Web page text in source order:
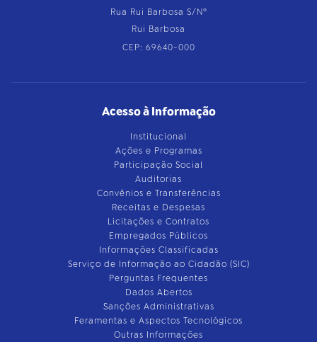
Rua Rui Barbosa S/Nº
Rui Barbosa
CEP: 69640-000
Acesso à Informação
Institucional
Ações e Programas
Participação Social
Auditorias
Convênios e Transferências
Receitas e Despesas
Licitações e Contratos
Empregados Públicos
Informações Classificadas
Serviço de Informação ao Cidadão (SIC)
Perguntas Frequentes
Dados Abertos
Sanções Administrativas
Feramentas e Aspectos Tecnológicos
Outras Informações